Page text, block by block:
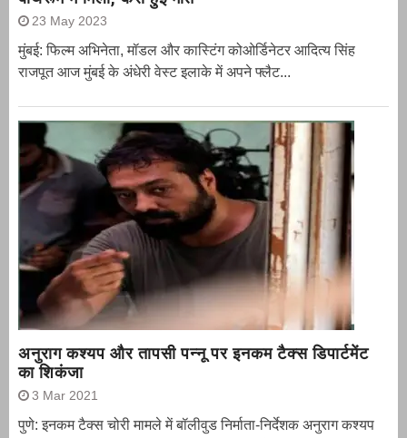
23 May 2023
मुंबई: फिल्म अभिनेता, मॉडल और कास्टिंग कोओर्डिनेटर आदित्य सिंह
राजपूत आज मुंबई के अंधेरी वेस्ट इलाके में अपने फ्लैट...
अनुराग कश्यप और तापसी पन्नू पर इनकम टैक्स डिपार्टमेंट
का शिकंजा
3 Mar 2021
पुणे: इनकम टैक्स चोरी मामले में बॉलीवुड निर्माता-निर्देशक अनुराग कश्यप